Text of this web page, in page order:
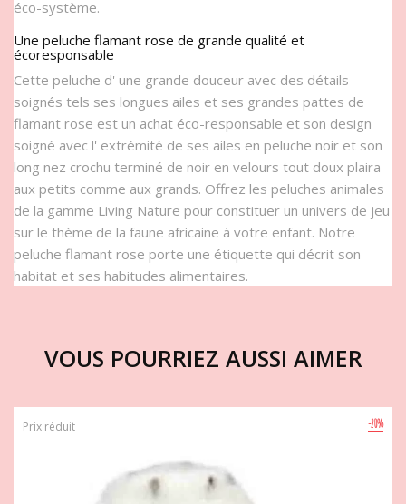
éco-système.
Une peluche flamant rose de grande qualité et
écoresponsable
Cette peluche d' une grande douceur avec des détails
soignés tels ses longues ailes et ses grandes pattes de
flamant rose est un achat éco-responsable et son design
soigné avec l' extrémité de ses ailes en peluche noir et son
long nez crochu terminé de noir en velours tout doux plaira
aux petits comme aux grands. Offrez les peluches animales
de la gamme Living Nature pour constituer un univers de jeu
sur le thème de la faune africaine à votre enfant. Notre
peluche flamant rose porte une étiquette qui décrit son
habitat et ses habitudes alimentaires.
VOUS POURRIEZ AUSSI AIMER
-20%
Prix réduit